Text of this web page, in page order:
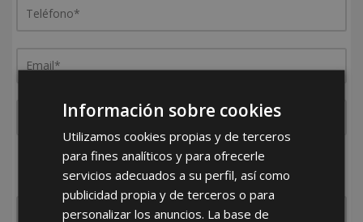
¿De dónde es la empresa?
España
Portugal Otros
Información sobre cookies
Utilizamos cookies propias y de terceros
para fines analíticos y para ofrecerle
servicios adecuados a su perfil, así como
publicidad propia y de terceros o para
personalizar los anuncios. La base de